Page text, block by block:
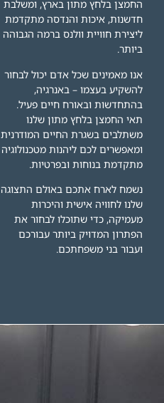
החמצן בלחץ מתון בארץ, ומשלבת
חדשנות, איכות והנדסה מתקדמת
ליצירת חוויית וולנס ברמה הגבוהה
ביותר.
אנו מאמינים שכל אדם יכול לבחור
להשקיע בעצמו – באנרגיה,
בהתחדשות ובאורח חיים פעיל.
תאי החמצן בלחץ מתון שלנו
משתלבים בשגרת החיים המודרנית
ומאפשרים לכם ליהנות מטכנולוגיה
מתקדמת בנוחות ובפרטיות.
נשמח לארח אתכם באולם התצוגה
שלנו לחוויה אישית והיכרות
מעמיקה, כדי שתוכלו לבחור את
הפתרון המדויק ביותר עבורכם
ועבור בני משפחתכם.